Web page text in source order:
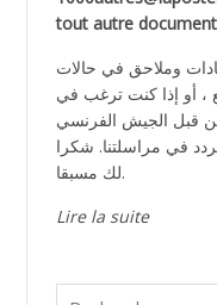
tout autre
وملاحق في حالات
، أو إذا كنت ترغب في
قبل الجيش الفرنسي
عام 1957 ، فلا تتردد في مراسلتنا. شكرا
لك مسبقا.
Lire la suite
Rechercher :